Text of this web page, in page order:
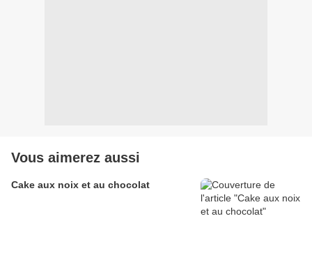
Vous aimerez aussi
Cake aux noix et au chocolat